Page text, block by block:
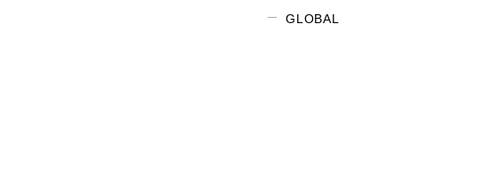
GLOBAL